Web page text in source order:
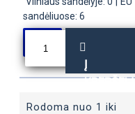
sandėliuose: 6
Į
KREPŠELĮ
Rodoma nuo 1 iki